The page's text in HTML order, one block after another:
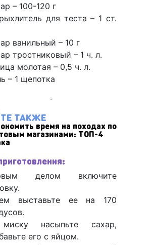
– 100-120 г
для теста – 1 ст.
ванильный – 10 г
тростниковый – 1 ч. л.
молотая – 0,5 ч. л.
– 1 щепотка
ТАКЖЕ
время на походах по
магазинами: ТОП-4
делом включите
выставьте ее на 170
насыпьте сахар,
его с яйцом.